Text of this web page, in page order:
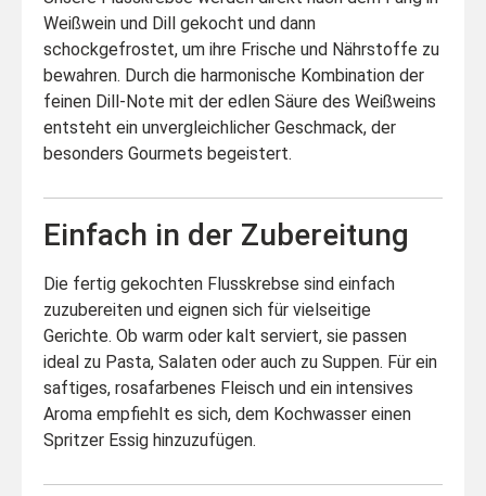
Weißwein und Dill gekocht und dann
schockgefrostet, um ihre Frische und Nährstoffe zu
bewahren. Durch die harmonische Kombination der
feinen Dill-Note mit der edlen Säure des Weißweins
entsteht ein unvergleichlicher Geschmack, der
besonders Gourmets begeistert.
Einfach in der Zubereitung
Die fertig gekochten Flusskrebse sind einfach
zuzubereiten und eignen sich für vielseitige
Gerichte. Ob warm oder kalt serviert, sie passen
ideal zu Pasta, Salaten oder auch zu Suppen. Für ein
saftiges, rosafarbenes Fleisch und ein intensives
Aroma empfiehlt es sich, dem Kochwasser einen
Spritzer Essig hinzuzufügen.